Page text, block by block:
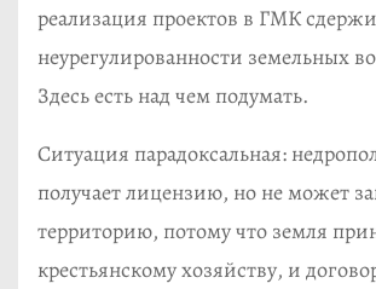
реализация проектов в ГМК
неурегулированности земельных
Здесь есть над чем подумать.
Ситуация парадоксальная:
получает лицензию, но не может
территорию, потому что земля
крестьянскому хозяйству, и